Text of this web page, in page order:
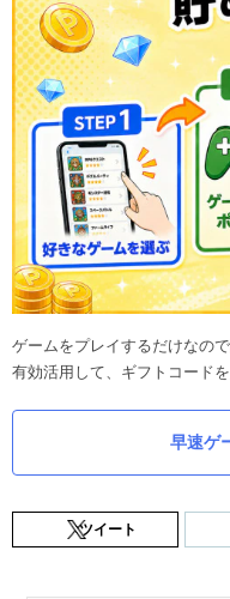
ゲームをプレイするだけなので
有効活用して、ギフトコード
早速ゲ
ツイート